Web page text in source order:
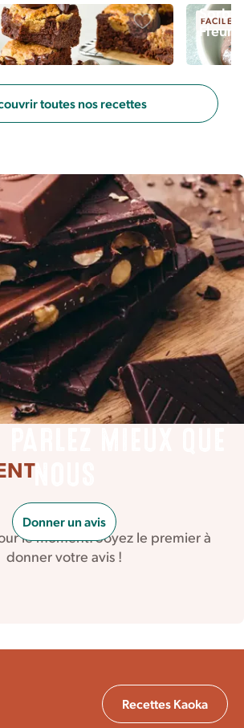
Sauvegarder
FACILE
Fleur
toutes nos recettes
NOUS
Donner un avis
le moment. Soyez le premier à
donner votre avis !
Recettes Kaoka